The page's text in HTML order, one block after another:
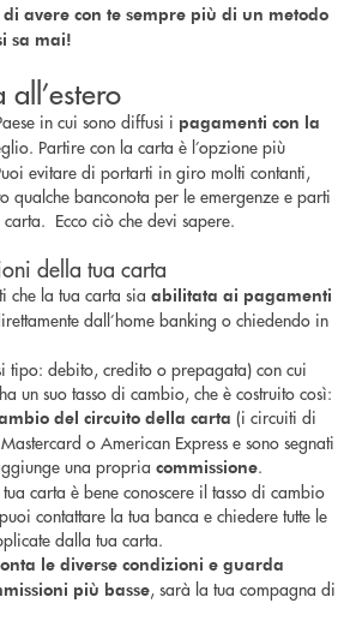
di avere con te sempre più di un metodo
sa mai!
in cui sono diffusi i pagamenti con la
Partire con la carta è l’opzione più
evitare di portarti in giro molti contanti,
qualche banconota per le emergenze e parti
carta. Ecco ciò che devi sapere.
della tua carta
che la tua carta sia abilitata ai pagamenti
dall’home banking o chiedendo in
tipo: debito, credito o prepagata) con cui
un suo tasso di cambio, che è costruito così:
del circuito della carta (i circuiti di
o American Express e sono segnati
una propria commissione.
carta è bene conoscere il tasso di cambio
contattare la tua banca e chiedere tutte le
dalla tua carta.
le diverse condizioni e guarda
più basse, sarà la tua compagna di